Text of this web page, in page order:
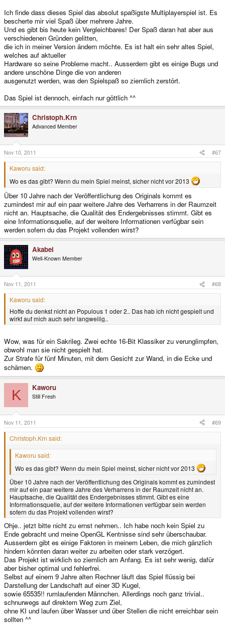
Ich finde dass dieses Spiel das absolut spaßigste Multiplayerspiel ist. Es
bescherte mir viel Spaß über mehrere Jahre.
Und es gibt bis heute kein Vergleichbares! Der Spaß daran hat aber aus
verschiedenen Gründen gelitten,
die ich in meiner Version ändern möchte. Es ist halt ein sehr altes Spiel,
welches auf aktueller
Hardware so seine Probleme macht.. Ausserdem gibt es einige Bugs und
andere unschöne Dinge die von anderen
ausgenutzt werden, was den Spielspaß so ziemlich zerstört.
Das Spiel ist dennoch, einfach nur göttlich ^^
Christoph.Krn
Advanced Member
Nov 10, 2011 #67
Kaworu said:
Wo es das gibt? Wenn du mein Spiel meinst, sicher nicht vor 2013
Über 10 Jahre nach der Veröffentlichung des Originals kommt es
zumindest mir auf ein paar weitere Jahre des Verharrens in der Raumzeit
nicht an. Hauptsache, die Qualität des Endergebnisses stimmt. Gibt es
eine Informationsquelle, auf der weitere Informationen verfügbar sein
werden sofern du das Projekt vollenden wirst?
Akabei
Well-Known Member
Nov 11, 2011 #68
Kaworu said:
Hoffe du denkst nicht an Populous 1 oder 2.. Das hab ich nicht gespielt und
wirkt auf mich auch sehr langweilig..
Wow, was für ein Sakrileg. Zwei echte 16-Bit Klassiker zu verunglimpfen,
obwohl man sie nicht gespielt hat.
Zur Strafe für fünf Minuten, mit dem Gesicht zur Wand, in die Ecke und
schämen.
K Kaworu
Still Fresh
Nov 11, 2011 #69
Christoph.Krn said:
Kaworu said:
Wo es das gibt? Wenn du mein Spiel meinst, sicher nicht vor 2013
Über 10 Jahre nach der Veröffentlichung des Originals kommt es zumindest
mir auf ein paar weitere Jahre des Verharrens in der Raumzeit nicht an.
Hauptsache, die Qualität des Endergebnisses stimmt. Gibt es eine
Informationsquelle, auf der weitere Informationen verfügbar sein werden
sofern du das Projekt vollenden wirst?
Ohje.. jetzt bitte nicht zu ernst nehmen.. Ich habe noch kein Spiel zu
Ende gebracht und meine OpenGL Kentnisse sind sehr überschaubar.
Ausserdem gibt es einige Faktoren in meinem Leben, die mich gänzlich
hindern könnten daran weiter zu arbeiten oder stark verzögert.
Das Projekt ist wirklich so ziemlich am Anfang. Es ist sehr wenig, dafür
aber bisher optimal und fehlerfrei.
Selbst auf einem 9 Jahre alten Rechner läuft das Spiel flüssig bei
Darstellung der Landschaft auf einer 3D Kugel,
sowie 65535!! rumlaufenden Männchen. Allerdings noch ganz trivial..
schnurwegs auf direktem Weg zum Ziel,
ohne KI und laufen über Wasser und über Stellen die nicht erreichbar sein
sollten ^^